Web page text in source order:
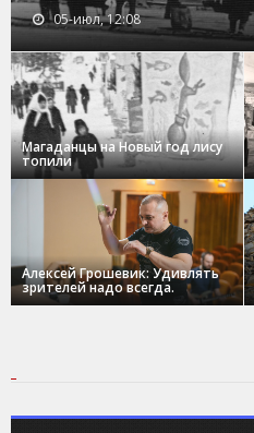
05-июл, 12:08
Магаданцы на Новый год лису
топили
Алексей Грошевик: Удивлять
зрителей надо всегда.